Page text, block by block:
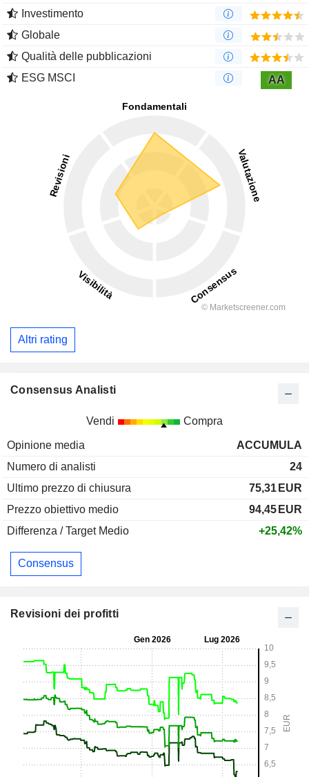
Investimento
Globale
Qualità delle pubblicazioni
ESG MSCI
AA
Altri rating
Consensus Analisti
Vendi Compra
Opinione media
ACCUMULA
Numero di analisti
24
Ultimo prezzo di chiusura
75,31 EUR
Prezzo obiettivo medio
94,45 EUR
Differenza / Target Medio
+25,42%
Consensus
Revisioni dei profitti